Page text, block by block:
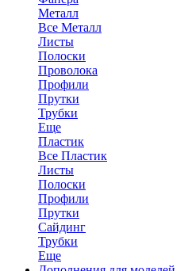
Металл
Все Металл
Листы
Полоски
Проволока
Профили
Прутки
Трубки
Еще
Пластик
Все Пластик
Листы
Полоски
Профили
Прутки
Сайдинг
Трубки
Еще